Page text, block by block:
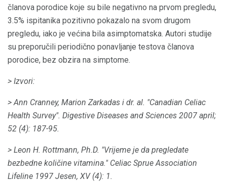
članova porodice koje su bile negativno na prvom pregledu,
3.5% ispitanika pozitivno pokazalo na svom drugom
pregledu, iako je većina bila asimptomatska. Autori studije
su preporučili periodično ponavljanje testova članova
porodice, bez obzira na simptome.
> Izvori:
> Ann Cranney, Marion Zarkadas i dr. al. "Canadian Celiac
Health Survey". Digestive Diseases and Sciences 2007 april;
52 (4): 187-95.
> Leon H. Rottmann, Ph.D. "Vrijeme je da pregledate
bezbedne količine vitamina." Celiac Sprue Association
Lifeline 1997 Jesen, XV (4): 1.